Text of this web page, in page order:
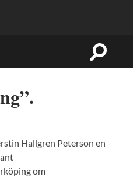
Slå
Hallgren Peterson en
om